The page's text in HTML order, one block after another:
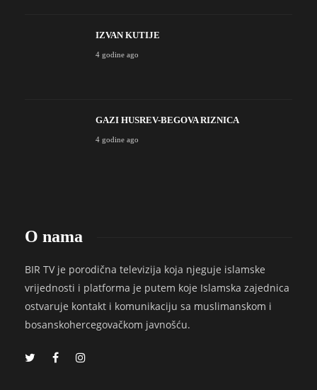
IZVAN KUTIJE
4 godine ago
GAZI HUSREV-BEGOVA RIZNICA
4 godine ago
O nama
BIR TV je porodična televizija koja njeguje islamske
vrijednosti i platforma je putem koje Islamska zajednica
ostvaruje kontakt i komunikaciju sa muslimanskom i
bosanskohercegovačkom javnošću.